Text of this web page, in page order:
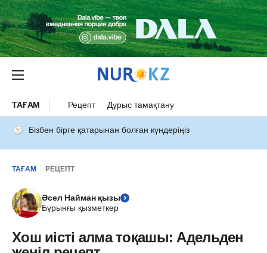
ТАҒАМ Рецепт Дұрыс тамақтану
Бізбен бірге қатарынан болған күндеріңіз
ТАҒАМ РЕЦЕПТ
Әсел Найман қызы
Бұрынғы қызметкер
Хош иісті алма тоқашы: Адельден